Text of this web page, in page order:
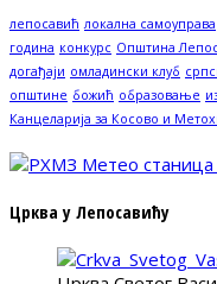
лепосавић локална самоуправа
година конкурс Општина
догађаји омладински клуб
општине божић образовање
Канцеларија за Косово и
Црква у Лепосавићу